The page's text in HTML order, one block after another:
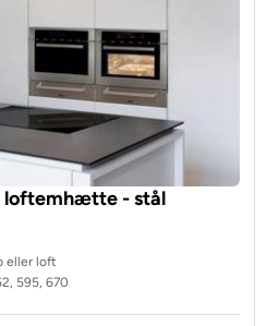
loftemhætte - stål
eller loft
595, 670